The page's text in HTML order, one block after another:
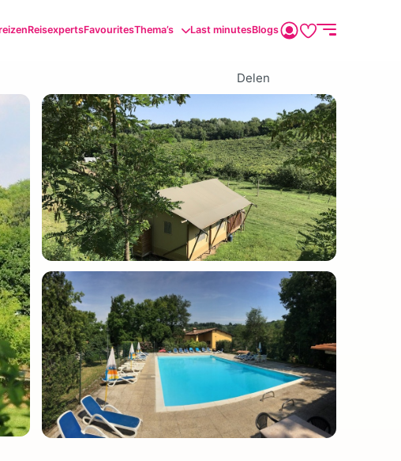
ReisexpertsFavouritesThema’s Last minutesBlogs
Delen